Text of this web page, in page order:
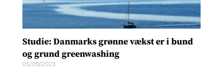
Studie: Danmarks grønne vækst er i bund
og grund greenwashing
05/09/2023